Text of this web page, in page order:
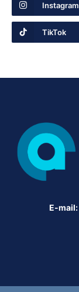
Instagram
TikTok
E-mail: